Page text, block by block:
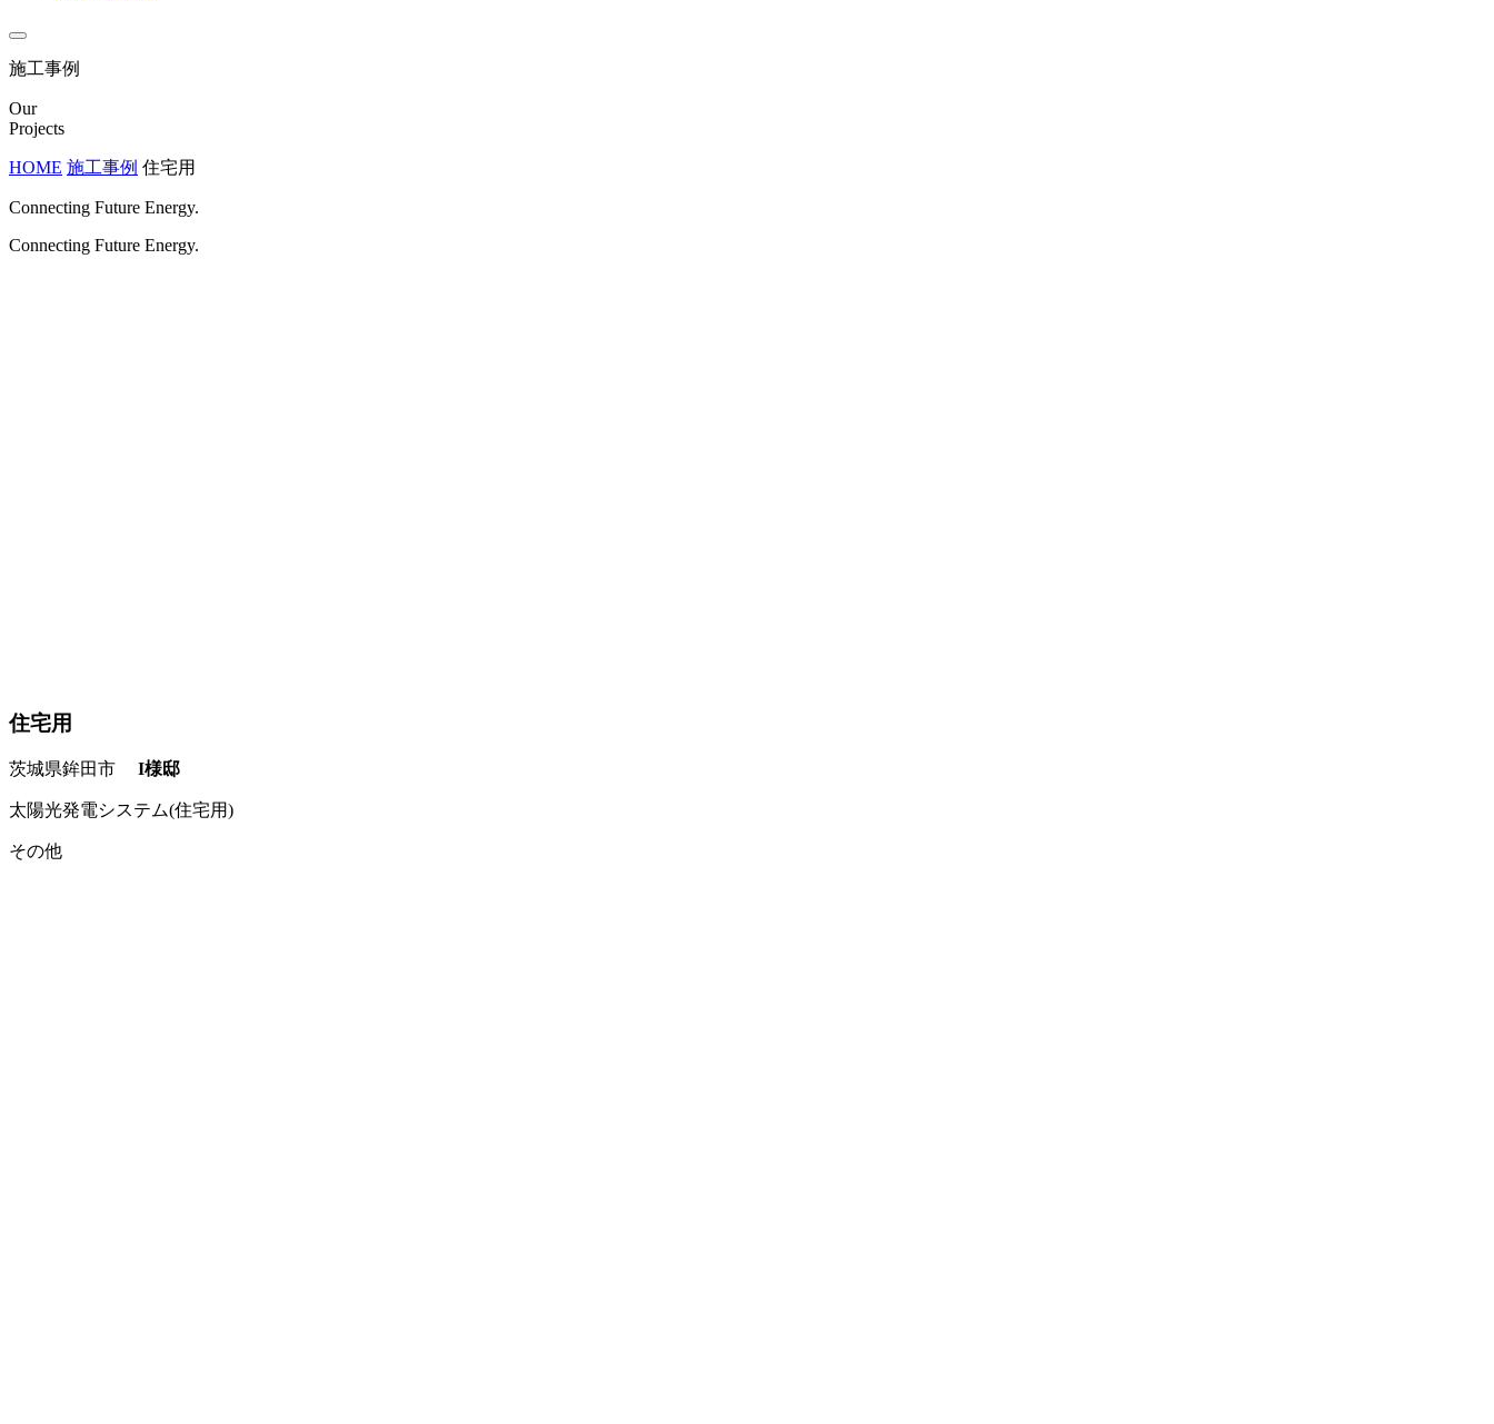
施工事例
Our
Projects
HOME 施工事例 住宅用
Connecting Future Energy.
Connecting Future Energy.
住宅用
茨城県鉾田市 I様邸
太陽光発電システム(住宅用)
その他